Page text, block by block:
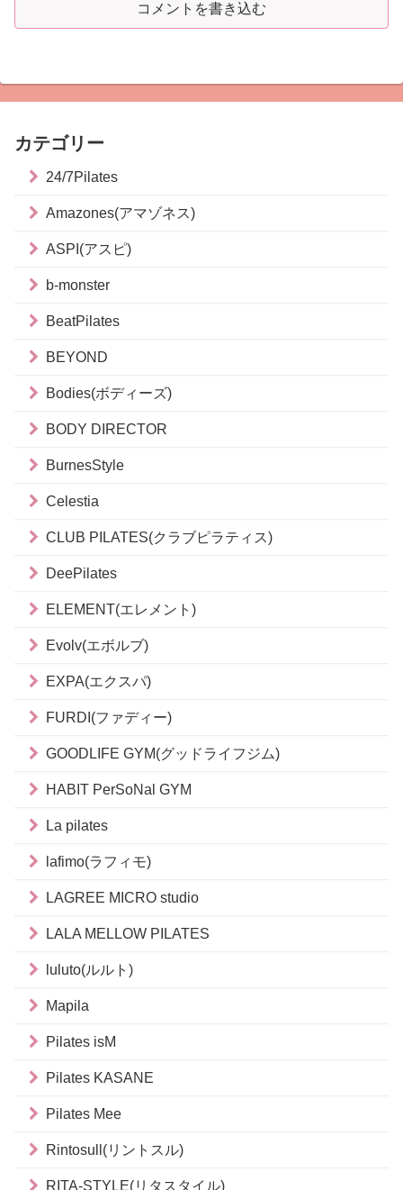
コメントを書き込む
カテゴリー
24/7Pilates
Amazones(アマゾネス)
ASPI(アスピ)
b-monster
BeatPilates
BEYOND
Bodies(ボディーズ)
BODY DIRECTOR
BurnesStyle
Celestia
CLUB PILATES(クラブピラティス)
DeePilates
ELEMENT(エレメント)
Evolv(エボルブ)
EXPA(エクスパ)
FURDI(ファディー)
GOODLIFE GYM(グッドライフジム)
HABIT PerSoNal GYM
La pilates
lafimo(ラフィモ)
LAGREE MICRO studio
LALA MELLOW PILATES
luluto(ルルト)
Mapila
Pilates isM
Pilates KASANE
Pilates Mee
Rintosull(リントスル)
RITA-STYLE(リタスタイル)